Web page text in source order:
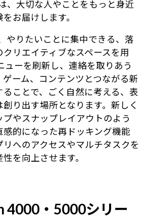
、大切な人やことをもっと身近
お届けします。
やりたいことに集中できる、落
リエイティブなスペースを用
ューを刷新し、連絡を取りあう
ーム、コンテンツとつながる新
ることで、ごく自然に考える、表
り出す場所となります。新しく
やスナップレイアウトのよう
感的になった再ドッキング機能
へのアクセスやマルチタスクを
を向上させます。
4000・5000シリー